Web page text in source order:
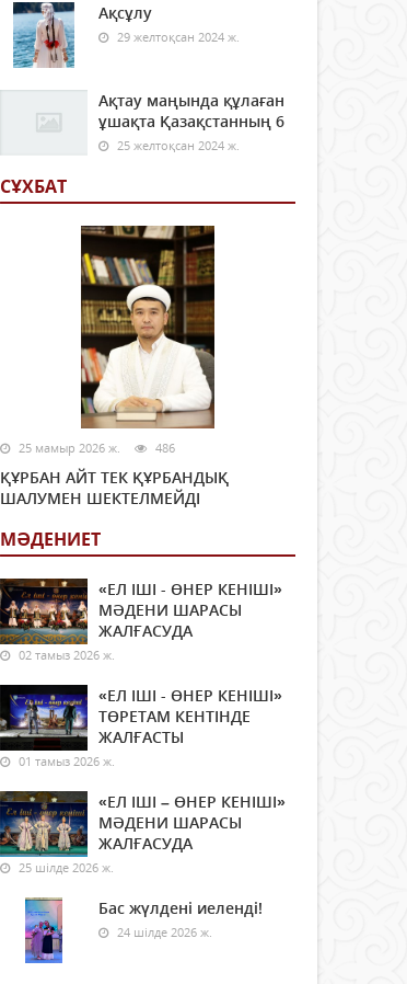
Ақсұлу
29 желтоқсан 2024 ж.
Ақтау маңында құлаған
ұшақта Қазақстанның 6
25 желтоқсан 2024 ж.
СҰХБАТ
25 мамыр 2026 ж. 486
ҚҰРБАН АЙТ ТЕК ҚҰРБАНДЫҚ
ШАЛУМЕН ШЕКТЕЛМЕЙДІ
МӘДЕНИЕТ
«ЕЛ ІШІ - ӨНЕР КЕНІШІ»
МӘДЕНИ ШАРАСЫ
ЖАЛҒАСУДА
02 тамыз 2026 ж.
«ЕЛ ІШІ - ӨНЕР КЕНІШІ»
ТӨРЕТАМ КЕНТІНДЕ
ЖАЛҒАСТЫ
01 тамыз 2026 ж.
«ЕЛ ІШІ – ӨНЕР КЕНІШІ»
МӘДЕНИ ШАРАСЫ
ЖАЛҒАСУДА
25 шілде 2026 ж.
Бас жүлдені иеленді!
24 шілде 2026 ж.